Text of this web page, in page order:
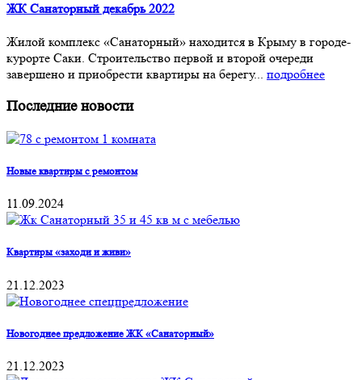
ЖК Санаторный декабрь 2022
Жилой комплекс «Санаторный» находится в Крыму в городе-
курорте Саки. Строительство первой и второй очереди
завершено и приобрести квартиры на берегу... подробнее
Последние новости
Новые квартиры с ремонтом
11.09.2024
Квартиры «заходи и живи»
21.12.2023
Новогоднее предложение ЖК «Санаторный»
21.12.2023